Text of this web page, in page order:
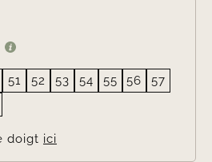
51 52 53 54 55 56
57
doigt ici